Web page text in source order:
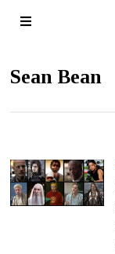
Sean Bean